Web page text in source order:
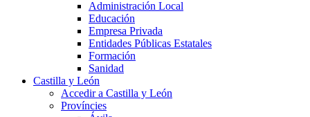
Administración Local
Educación
Empresa Privada
Entidades Públicas Estatales
Formación
Sanidad
Castilla y León
Accedir a Castilla y León
Províncies